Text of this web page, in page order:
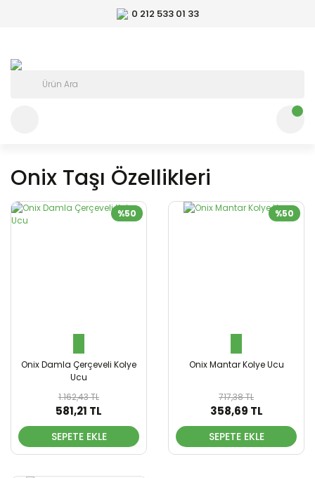
0 212 533 01 33
Onix Taşı Özellikleri
%50
Onix Damla Çerçeveli Kolye
Ucu
1.162,43 TL
581,21 TL
SEPETE EKLE
%50
Onix Mantar Kolye Ucu
717,38 TL
358,69 TL
SEPETE EKLE